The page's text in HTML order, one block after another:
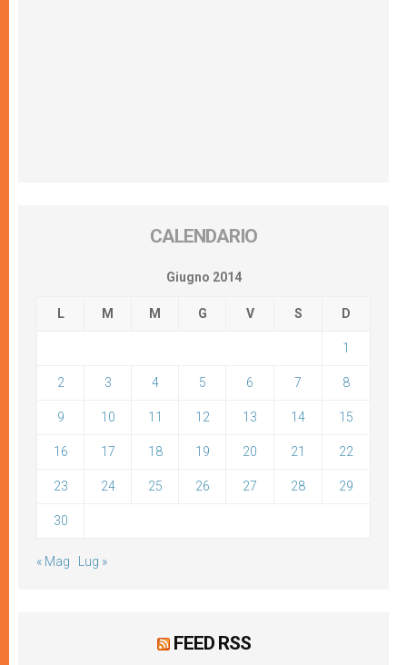
CALENDARIO
Giugno 2014
L M M G V S D
1
2 3 4 5 6 7 8
9 10 11 12 13 14 15
16 17 18 19 20 21 22
23 24 25 26 27 28 29
30
« Mag Lug »
FEED RSS